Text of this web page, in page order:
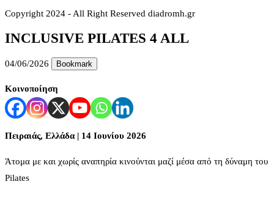
Copyright 2024 - All Right Reserved diadromh.gr
INCLUSIVE PILATES 4 ALL
04/06/2026 Bookmark
Κοινοποίηση
Πειραιάς, Ελλάδα| 14 Ιουνίου 2026
Άτομα με και χωρίς αναπηρία κινούνται μαζί μέσα από τη δύναμη του
Pilates